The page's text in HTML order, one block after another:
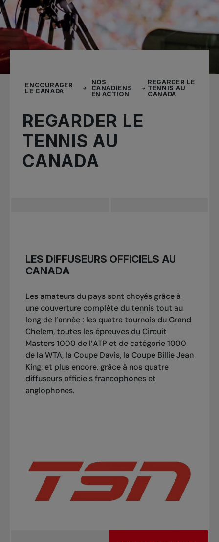
ENCOURAGER
LE CANADA
NOS
CANADIENS
EN ACTION
REGARDER LE
TENNIS AU
CANADA
REGARDER LE
TENNIS AU
CANADA
LES DIFFUSEURS OFFICIELS AU
CANADA
Les amateurs du pays sont choyés grâce à
une couverture complète du tennis tout au
long de l’année : les quatre tournois du Grand
Chelem, toutes les épreuves du Circuit
Masters 1000 de l’ATP et de catégorie 1000
de la WTA, la Coupe Davis, la Coupe Billie Jean
King, et plus encore, grâce à nos quatre
diffuseurs officiels francophones et
anglophones.